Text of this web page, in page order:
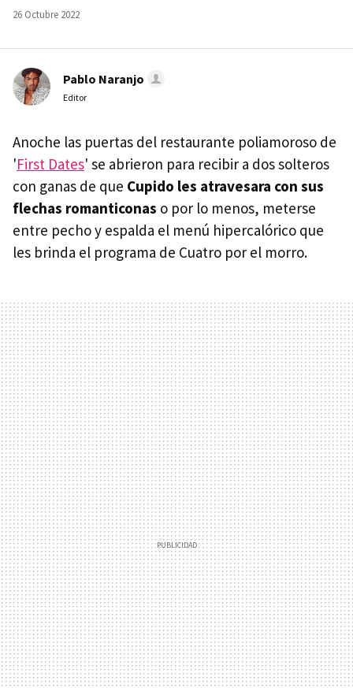
26 Octubre 2022
Pablo Naranjo
Editor
Anoche las puertas del restaurante poliamoroso de
'First Dates' se abrieron para recibir a dos solteros
con ganas de que Cupido les atravesara con sus
flechas romanticonas o por lo menos, meterse
entre pecho y espalda el menú hipercalórico que
les brinda el programa de Cuatro por el morro.